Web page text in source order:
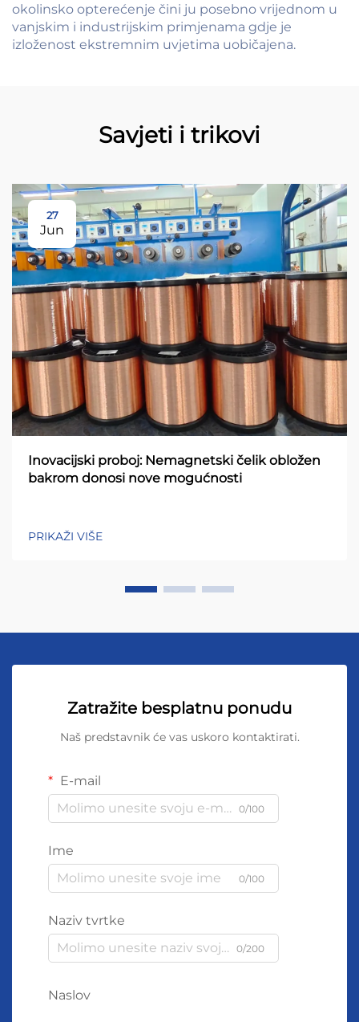
okolinsko opterećenje čini ju posebno vrijednom u
vanjskim i industrijskim primjenama gdje je
izloženost ekstremnim uvjetima uobičajena.
Savjeti i trikovi
27
Jun
Inovacijski proboj: Nemagnetski čelik obložen
bakrom donosi nove mogućnosti
PRIKAŽI VIŠE
Zatražite besplatnu ponudu
Naš predstavnik će vas uskoro kontaktirati.
E-mail
0/100
Ime
0/100
Naziv tvrtke
0/200
Naslov